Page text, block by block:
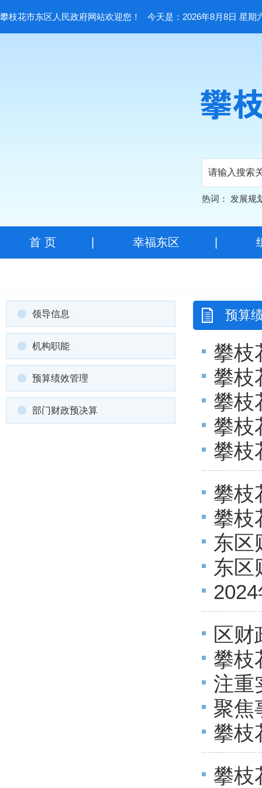
攀枝花市东区人民政府网站欢迎您！ 今天是：2026年8月8日 星期
热词： 发展规
首 页| 幸福东区
领导信息
机构职能
预算绩效管理
部门财政预决算
预算
攀枝
绩效
攀枝
预算
攀枝
出绩
攀枝
预算
攀枝
评价
攀枝
体绩
攀枝
标东区
东区
区财
攀枝
整体
注重
聚焦
攀枝
门整
攀枝